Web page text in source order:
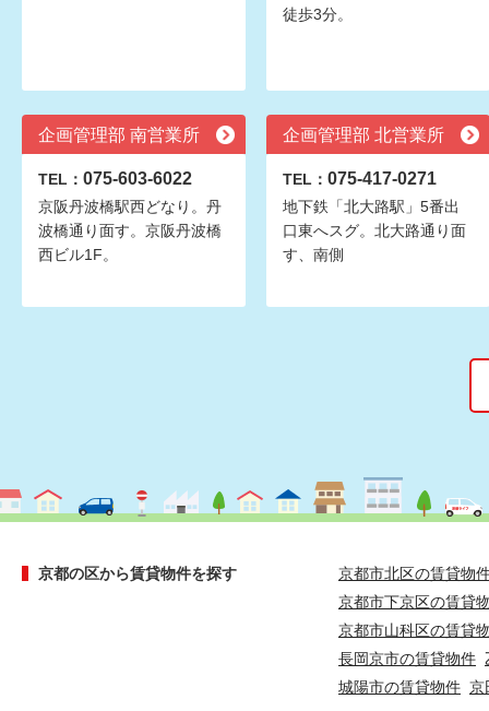
徒歩3分。
企画管理部 南営業所
TEL： 075-603-6022
京阪丹波橋駅西どなり。丹
波橋通り面す。京阪丹波橋
西ビル1F。
企画管理部 北営業所
TEL： 075-417-0271
地下鉄「北大路駅」5番出
口東へスグ。北大路通り面
す、南側
京都の区から賃貸物件を探す
京都市北区の賃貸物
京都市下京区の賃貸
京都市山科区の賃貸
長岡京市の賃貸物件
城陽市の賃貸物件 京